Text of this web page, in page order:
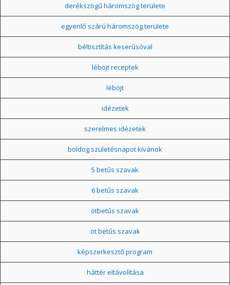
derékszögű háromszög területe
egyenlő szárú háromszög területe
béltisztítás keserűsóval
léböjt receptek
léböjt
idézetek
szerelmes idézetek
boldog születésnapot kívánok
5 betűs szavak
6 betűs szavak
ötbetűs szavak
öt betűs szavak
képszerkesztő program
háttér eltávolítása